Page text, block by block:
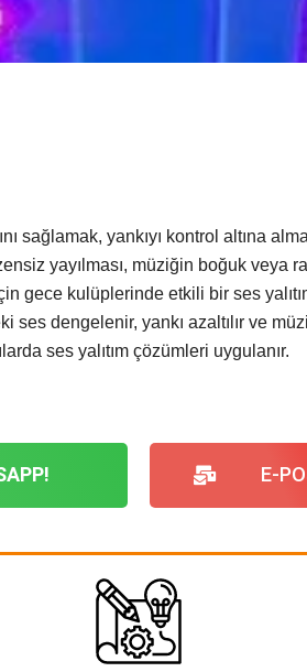
sağlamak, yankıyı kontrol altına
yayılması, müziğin boğuk veya
kulüplerinde etkili bir ses
dengelenir, yankı azaltılır ve
ses yalıtım çözümleri uygulanır.
E-